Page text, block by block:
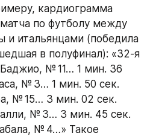
кардиограмма
по футболу между
и итальянцами (победила
в полуфинал): «32-я
№ 11… 1 мин. 36
№ 3… 1 мин. 50 сек.
№ 15… 3 мин. 02 сек.
№ 3… 3 мин. 45 сек.
№ 4…» Такое